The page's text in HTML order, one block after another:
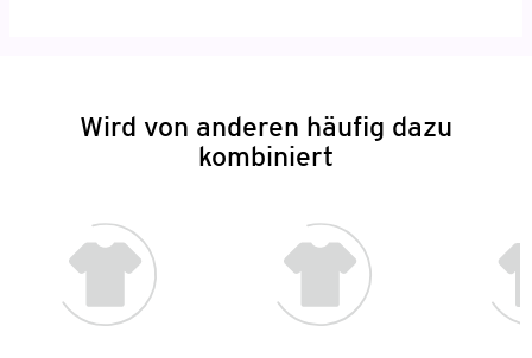
Wird von anderen häufig dazu
kombiniert